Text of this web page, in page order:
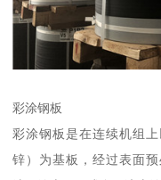
彩涂钢板
彩涂钢板是在连续机组
锌）为基板，经过表面